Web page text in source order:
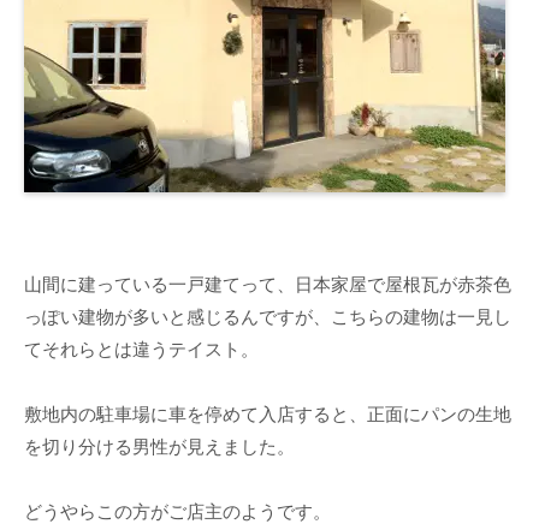
山間に建っている一戸建てって、日本家屋で屋根瓦が赤茶色
っぽい建物が多いと感じるんですが、こちらの建物は一見し
てそれらとは違うテイスト。
敷地内の駐車場に車を停めて入店すると、正面にパンの生地
を切り分ける男性が見えました。
どうやらこの方がご店主のようです。